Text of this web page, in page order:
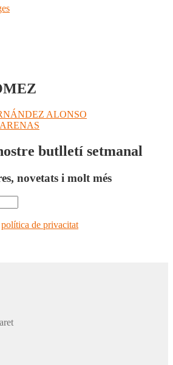
ALONSO
butlletí setmanal
novetats i molt més
política de privacitat